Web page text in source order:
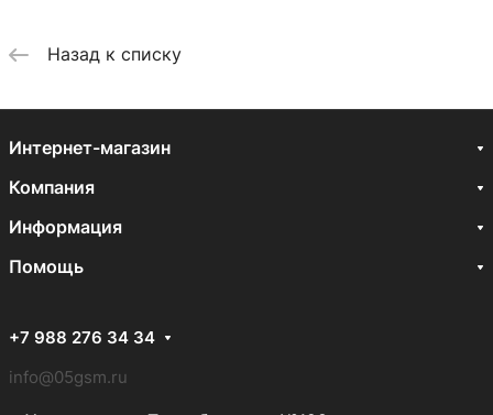
Назад к списку
Интернет-магазин
Компания
Информация
Помощь
+7 988 276 34 34
info@05gsm.ru